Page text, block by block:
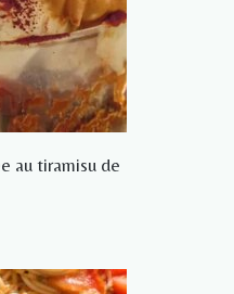
au tiramisu de